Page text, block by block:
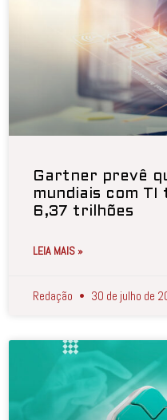
Gartner prevê
mundiais com
6,37 trilhões
LEIA MAIS »
Redação 30 de julho de